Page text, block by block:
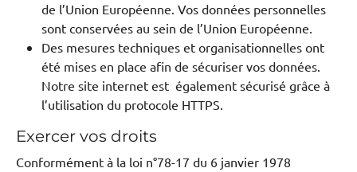
de l’Union Européenne. Vos données personnelles
sont conservées au sein de l’Union Européenne.
Des mesures techniques et organisationnelles ont
été mises en place afin de sécuriser vos données.
Notre site internet est également sécurisé grâce à
l’utilisation du protocole HTTPS.
Exercer vos droits
Conformément à la loi n°78-17 du 6 janvier 1978